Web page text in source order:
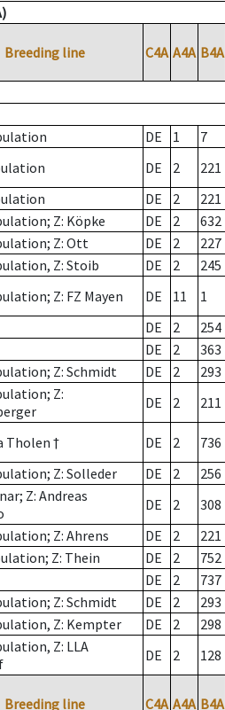
Breeding line C4A A4A B4A
DE 1 7
DE 2 221
DE 2 221
Z: Köpke DE 2 632
Z: Ott DE 2 227
Z: Stoib DE 2 245
Z: FZ Mayen DE 11 1
DE 2 254
DE 2 363
Z: Schmidt DE 2 293
Z:
DE 2 211
Tholen † DE 2 736
Z: Solleder DE 2 256
Z: Andreas
DE 2 308
Z: Ahrens DE 2 221
Z: Thein DE 2 752
DE 2 737
Z: Schmidt DE 2 293
Z: Kempter DE 2 298
Z: LLA
DE 2 128
Breeding line C4A A4A B4A